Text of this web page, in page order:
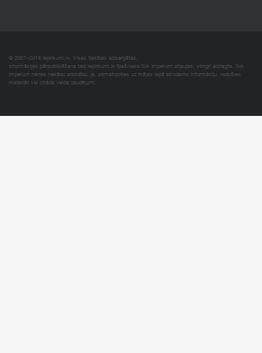
© 2007–2018 Iepirkumi.lv. Visas tiesības aizsargātas.
Informācijas pārpublicēšana bez iepirkumi.lv īpašnieka SIA Imperum atļaujas, stingri aizliegta. SIA
Imperum nenes nekādu atbildību, ja, pamatojoties uz mājas lapā atrodamo informāciju, radušies
materiāli vai citāda veida zaudējumi.